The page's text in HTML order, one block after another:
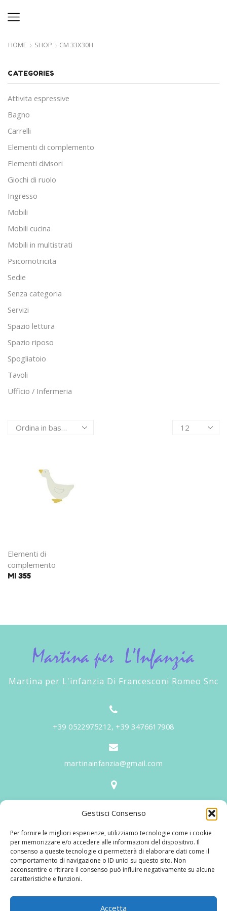
Gestisci Consenso
Per fornire le migliori esperienze, utilizziamo tecnologie come i cookie
per memorizzare e/o accedere alle informazioni del dispositivo. Il
consenso a queste tecnologie ci permetterà di elaborare dati come il
comportamento di navigazione o ID unici su questo sito. Non
acconsentire o ritirare il consenso può influire negativamente su alcune
caratteristiche e funzioni.
Accetta
HOME SHOP CM 33X30H
Products
Elementi di
complemento
MI 355
CATEGORIES
Attivita espressive
Bagno
Carrelli
Elementi di complemento
Elementi divisori
Giochi di ruolo
Ingresso
Mobili
Mobili cucina
Mobili in multistrati
Psicomotricita
Sedie
Senza categoria
Servizi
Spazio lettura
Spazio riposo
Spogliatoio
Tavoli
Ufficio / Infermeria
Martina per L'infanzia Di Francesconi Romeo Snc
+39 0522975212, +39 3476617908
martinainfanzia@gmail.com
V.le Tiziano, 20 - 42046 Reggiolo
Martina per l'Infanzia, un nome ed un progetto che
nasce prima di tutto da una provata esperienza
maturata sul campo dal suo fondatore in 25 anni di
lavoro. La didattica rivolta al bambino nei suoi primi
aggiornandone continuamente i progetti educativi.